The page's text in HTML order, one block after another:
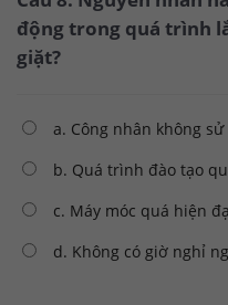
động trong quá trình
giặt?
a. Công nhân không
b. Quá trình đào tạo
c. Máy móc quá hiện
d. Không có giờ nghỉ